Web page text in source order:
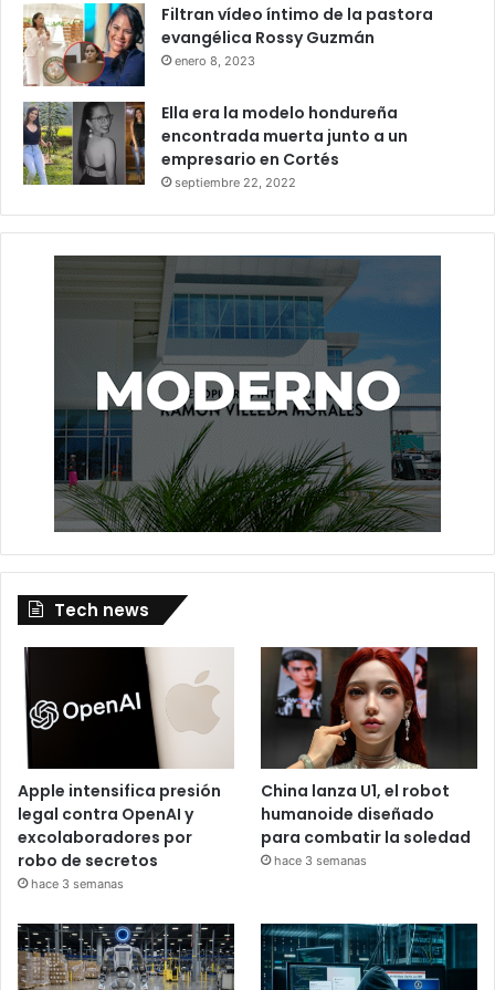
Filtran vídeo íntimo de la pastora
evangélica Rossy Guzmán
enero 8, 2023
Ella era la modelo hondureña
encontrada muerta junto a un
empresario en Cortés
septiembre 22, 2022
Tech news
Apple intensifica presión
legal contra OpenAI y
excolaboradores por
robo de secretos
hace 3 semanas
China lanza U1, el robot
humanoide diseñado
para combatir la soledad
hace 3 semanas